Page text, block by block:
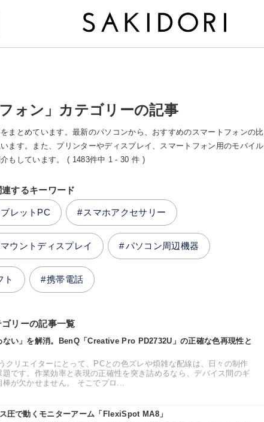
ォン」カテゴリーの記事
まとめています。最新のパソコンから、おすすめのスマートフォンの比
ます。また、プリンターやディスプレイ、スマートフォン用のモバイル
もしています。 ( 1483件中 1 - 30 件 )
するキーワード
レットPC スマホアクセサリー
ウントディスプレイ パソコン周辺機器
ト 携帯電話
ゴリーの記事一覧
ない」を解消。BenQ「Creative Pro PD2732U」の正確な色再現性と
クリエイターにとって、PCとの色ズレや煩雑な配線は、日々の制作
です。作業効率と表現の正確性を突き詰めるなら、デバイス間のギ
棒が欠かせません。 そこでプロ...
圧で動くモニターアーム「FlexiSpot MA8」